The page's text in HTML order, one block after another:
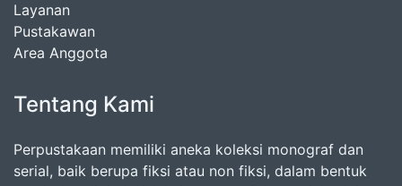
Layanan
Pustakawan
Area Anggota
Tentang Kami
Perpustakaan memiliki aneka koleksi monograf dan
serial, baik berupa fiksi atau non fiksi, dalam bentuk